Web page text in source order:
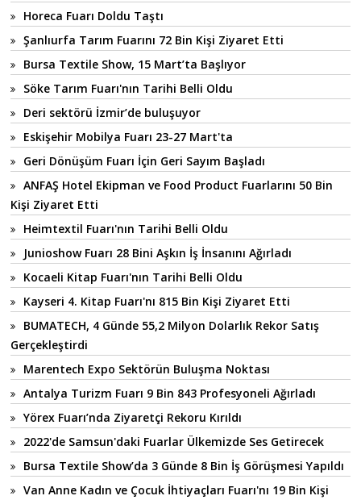
Horeca Fuarı Doldu Taştı
Şanlıurfa Tarım Fuarını 72 Bin Kişi Ziyaret Etti
Bursa Textile Show, 15 Mart’ta Başlıyor
Söke Tarım Fuarı'nın Tarihi Belli Oldu
Deri sektörü İzmir’de buluşuyor
Eskişehir Mobilya Fuarı 23-27 Mart'ta
Geri Dönüşüm Fuarı İçin Geri Sayım Başladı
ANFAŞ Hotel Ekipman ve Food Product Fuarlarını 50 Bin
Kişi Ziyaret Etti
Heimtextil Fuarı'nın Tarihi Belli Oldu
Junioshow Fuarı 28 Bini Aşkın İş İnsanını Ağırladı
Kocaeli Kitap Fuarı'nın Tarihi Belli Oldu
Kayseri 4. Kitap Fuarı'nı 815 Bin Kişi Ziyaret Etti
BUMATECH, 4 Günde 55,2 Milyon Dolarlık Rekor Satış
Gerçekleştirdi
Marentech Expo Sektörün Buluşma Noktası
Antalya Turizm Fuarı 9 Bin 843 Profesyoneli Ağırladı
Yörex Fuarı’nda Ziyaretçi Rekoru Kırıldı
2022'de Samsun'daki Fuarlar Ülkemizde Ses Getirecek
Bursa Textile Show’da 3 Günde 8 Bin İş Görüşmesi Yapıldı
Van Anne Kadın ve Çocuk İhtiyaçları Fuarı'nı 19 Bin Kişi